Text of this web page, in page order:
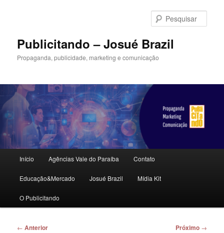
principalPublicitando – Josué Brazil
Propaganda, publicidade, marketing e comunicação
principal
Início Agências Vale do Paraíba Contato
Educação&Mercado Josué Brazil Mídia Kit
O Publicitando
Navegação
← Anterior Próximo →